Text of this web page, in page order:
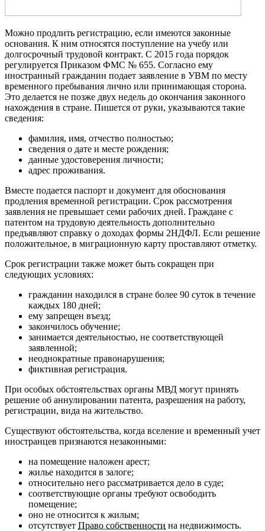
Можно продлить регистрацию, если имеются законные
основания. К ним относятся поступление на учебу или
долгосрочный трудовой контракт. С 2015 года порядок
регулируется Приказом ФМС № 655. Согласно ему
иностранный гражданин подает заявление в УВМ по месту
временного пребывания лично или принимающая сторона.
Это делается не позже двух недель до окончания законного
нахождения в стране. Пишется от руки, указываются такие
сведения:
фамилия, имя, отчество полностью;
сведения о дате и месте рождения;
данные удостоверения личности;
адрес проживания.
Вместе подается паспорт и документ для обоснования
продления временной регистрации. Срок рассмотрения
заявления не превышает семи рабочих дней. Граждане с
патентом на трудовую деятельность дополнительно
предъявляют справку о доходах формы 2НДФЛ. Если решение
положительное, в миграционную карту проставляют отметку.
Срок регистрации также может быть сокращен при
следующих условиях:
гражданин находился в стране более 90 суток в течение
каждых 180 дней;
ему запрещен въезд;
закончилось обучение;
занимается деятельностью, не соответствующей
заявленной;
неоднократные правонарушения;
фиктивная регистрация.
При особых обстоятельствах органы МВД могут принять
решение об аннулировании патента, разрешения на работу,
регистрации, вида на жительство.
Существуют обстоятельства, когда вселение и временный учет
иностранцев признаются незаконными:
на помещение наложен арест;
жилье находится в залоге;
относительно него рассматривается дело в суде;
соответствующие органы требуют освободить
помещение;
оно не относится к жилым;
отсутствует Право собственности на недвижимость.